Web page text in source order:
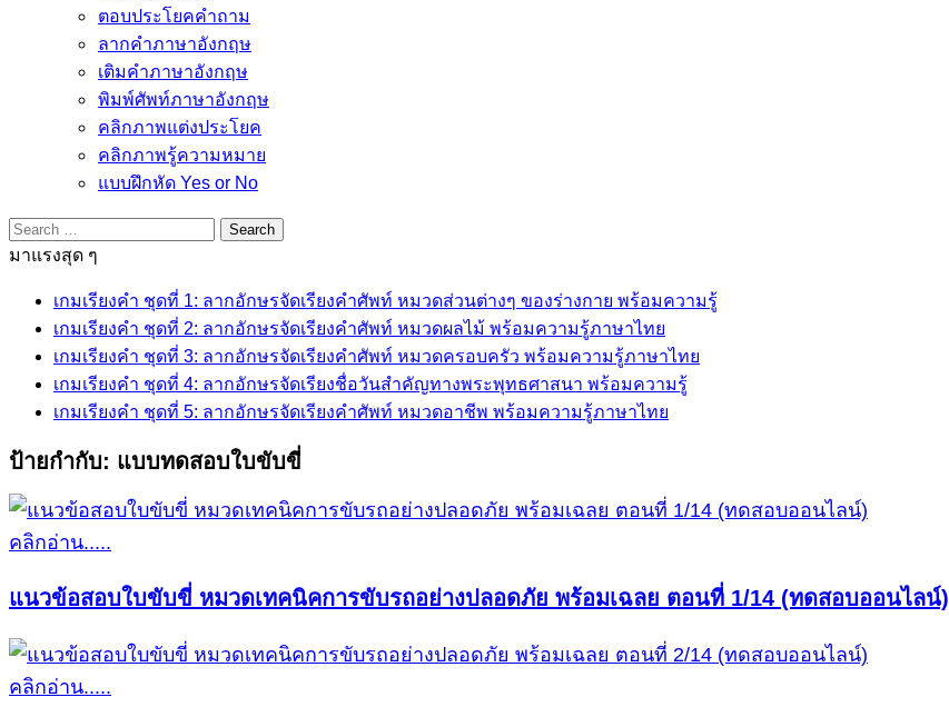
ตอบประโยคคำถาม
ลากคำภาษาอังกฤษ
เติมคำภาษาอังกฤษ
พิมพ์ศัพท์ภาษาอังกฤษ
คลิกภาพแต่งประโยค
คลิกภาพรู้ความหมาย
แบบฝึกหัด Yes or No
Search
for:
มาแรงสุด ๆ
เกมเรียงคำ ชุดที่ 1: ลากอักษรจัดเรียงคำศัพท์ หมวดส่วนต่างๆ ของร่างกาย พร้อมความรู้
เกมเรียงคำ ชุดที่ 2: ลากอักษรจัดเรียงคำศัพท์ หมวดผลไม้ พร้อมความรู้ภาษาไทย
เกมเรียงคำ ชุดที่ 3: ลากอักษรจัดเรียงคำศัพท์ หมวดครอบครัว พร้อมความรู้ภาษาไทย
เกมเรียงคำ ชุดที่ 4: ลากอักษรจัดเรียงชื่อวันสำคัญทางพระพุทธศาสนา พร้อมความรู้
เกมเรียงคำ ชุดที่ 5: ลากอักษรจัดเรียงคำศัพท์ หมวดอาชีพ พร้อมความรู้ภาษาไทย
ป้ายกำกับ: แบบทดสอบใบขับขี่
คลิกอ่าน.....
แนวข้อสอบใบขับขี่ หมวดเทคนิคการขับรถอย่างปลอดภัย พร้อมเฉลย ตอนที่ 1/14 (ทดสอบออนไลน์)
คลิกอ่าน.....